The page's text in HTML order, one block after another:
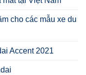
cho các mẫu xe du
Accent 2021